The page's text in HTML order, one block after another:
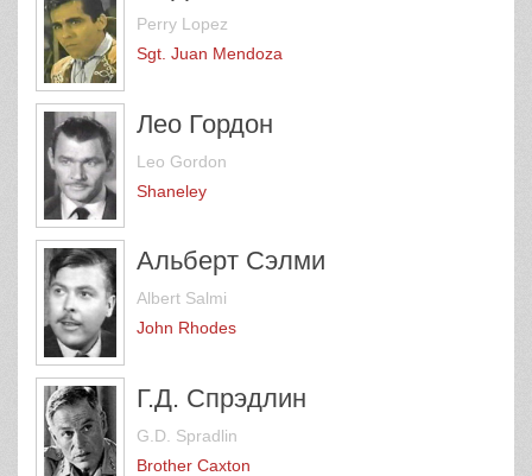
Perry Lopez
Sgt. Juan Mendoza
Лео Гордон
Leo Gordon
Shaneley
Альберт Сэлми
Albert Salmi
John Rhodes
Г.Д. Спрэдлин
G.D. Spradlin
Brother Caxton